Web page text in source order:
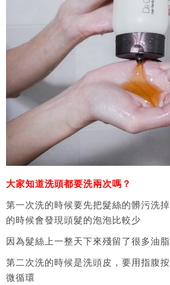
大家知道洗頭都要洗兩次嗎？
第一次洗的時候要先把髮絲的髒污洗
的時候會發現頭髮的泡泡比較少
因為髮絲上一整天下來殘留了很多油
第二次洗的時候是洗頭皮，要用指腹
微循環